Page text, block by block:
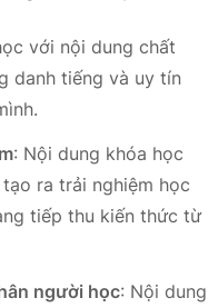
với nội dung chất
danh tiếng và uy tín
: Nội dung khóa học
ra trải nghiệm học
tiếp thu kiến thức từ
người học: Nội dung